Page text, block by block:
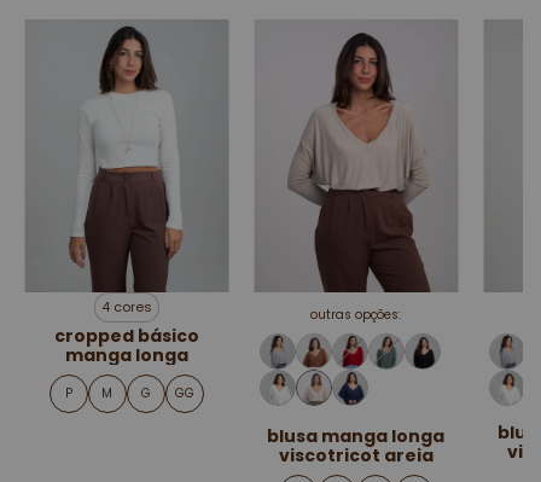
4 cores
cropped básico
manga longa
P M G GG
outras opções:
blusa manga longa
viscotricot areia